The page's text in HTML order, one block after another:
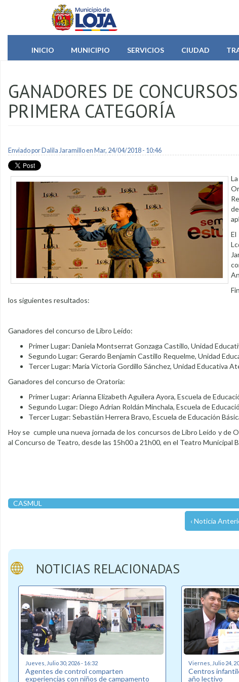
Pasar al contenido principal
INICIO
MUNICIPIO SERVICIOS CIUDAD
GANADORES DE
PRIMERA CATEGORÍA
Enviado por Dalila Jaramilloen Mar, 24/04/2018 - 10:46
El
los siguientes resultados:
Ganadores del concurso de Libro Leído:
Primer Lugar: Daniela Montserrat Gonzaga Castillo, Unidad
Segundo Lugar: Gerardo Benjamín Castillo Requelme, Unidad
Tercer Lugar: María Victoria Gordillo Sánchez, Unidad Educativa
Ganadores del concurso de Oratoria:
Primer Lugar: Arianna Elizabeth Aguilera Ayora, Escuela de
Segundo Lugar: Diego Adrian Roldán Minchala, Escuela de
Tercer Lugar: Sebastián Herrera Bravo, Escuela de Educación
Hoy se cumple una nueva jornada de los concursos de Libro Leído y de
al Concurso de Teatro, desde las 15h00 a 21h00, en el Teatro Municipal
CASMUL
‹ Noticia
NOTICIAS RELACIONADAS
Jueves, Julio 30, 2026 - 16:32
Agentes de control comparten
experiencias con niños de campamento
Viernes, Julio 24,
Centros
año lectivo